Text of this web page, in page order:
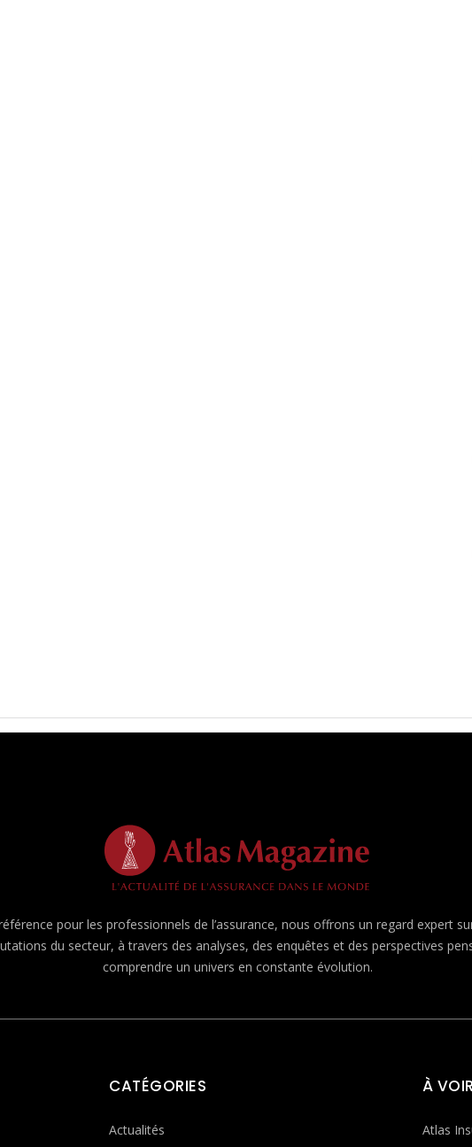
pour les professionnels de l’assurance, nous offrons un regard expert
du secteur, à travers des analyses, des enquêtes et des perspectives
comprendre un univers en constante évolution.
CATÉGORIES
Actualités
À VOIR
Atlas